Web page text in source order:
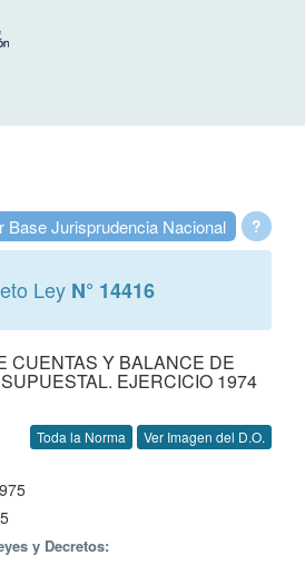
?
Base Jurisprudencia Nacional
Ley N° 14416
CUENTAS Y BALANCE DE
EJERCICIO 1974
Toda la Norma Ver Imagen del D.O.
y Decretos: